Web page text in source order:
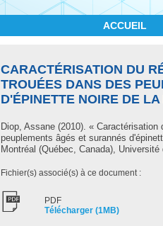
ACCUEIL
CARACTÉRISATION DU
TROUÉES DANS DES
D'ÉPINETTE NOIRE DE
Diop, Assane (2010). « Caractérisation
peuplements âgés et surannés
Montréal (Québec, Canada),
Fichier(s) associé(s) à ce document :
PDF
Télécharger (1MB)